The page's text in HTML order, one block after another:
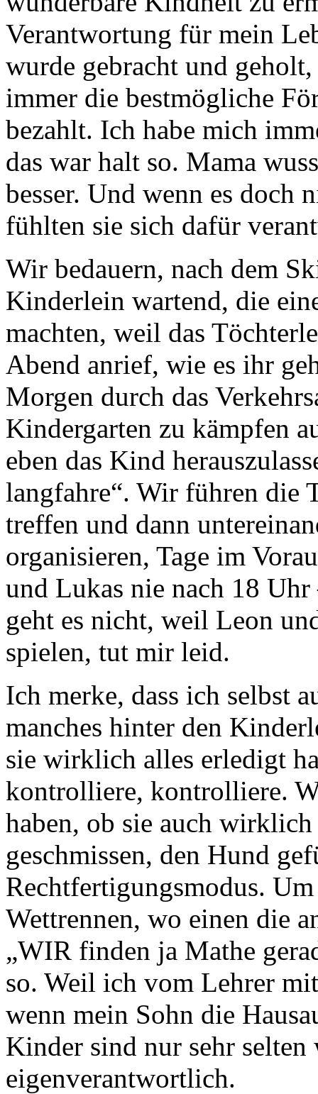
Verantwortung für mein
wurde gebracht und
immer die bestmögliche
bezahlt. Ich habe mich
das war halt so. Mama
besser. Und wenn es doch
fühlten sie sich dafür
Wir bedauern, nach dem
Kinderlein wartend, die
machten, weil das
Abend anrief, wie es ihr
Morgen durch das
Kindergarten zu kämpfen
eben das Kind
langfahre“. Wir führen die
treffen und dann
organisieren, Tage im
und Lukas nie nach 18 Uhr
geht es nicht, weil Leon
spielen, tut mir leid.
Ich merke, dass ich selbst
manches hinter den
sie wirklich alles erledigt
kontrolliere, kontrolliere.
haben, ob sie auch
geschmissen, den Hund
Rechtfertigungsmodus.
Wettrennen, wo einen die
„WIR finden ja Mathe
so. Weil ich vom Lehrer
wenn mein Sohn die
Kinder sind nur sehr
eigenverantwortlich.